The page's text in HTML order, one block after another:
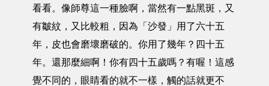
看看。像師尊這一種臉啊，當然有一點黑斑，又
有皺紋，又比較粗，因為「沙發」用了六十五
年，皮也會磨壞磨破的。你用了幾年？四十五
年。還那麼細啊！你有四十五歲嗎？有喔！這感
覺不同的，眼睛看的就不一樣，觸的話就更不